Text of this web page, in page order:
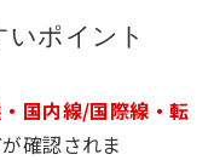
ポイント
国内線/国際線・転
確認されま